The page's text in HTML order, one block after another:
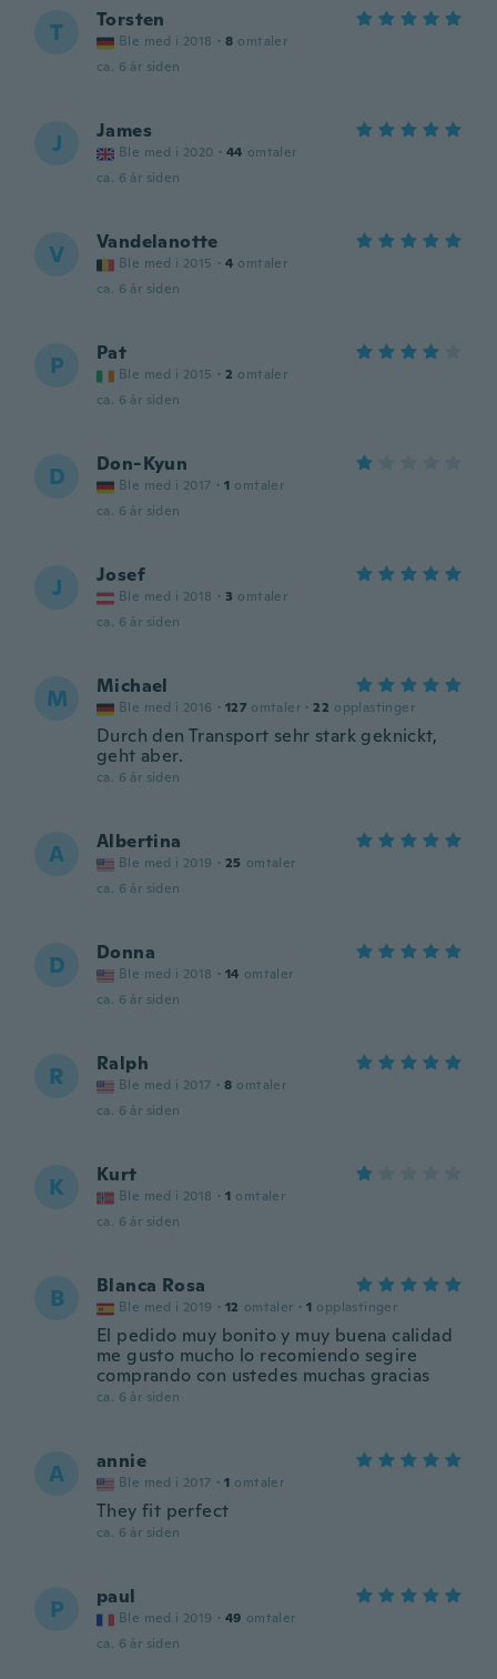
T Torsten
Ble med i 2018 · 8 omtaler
ca. 6 år siden
J James
Ble med i 2020 · 44 omtaler
ca. 6 år siden
V Vandelanotte
Ble med i 2015 · 4 omtaler
ca. 6 år siden
P Pat
Ble med i 2015 · 2 omtaler
ca. 6 år siden
D Don-Kyun
Ble med i 2017 · 1 omtaler
ca. 6 år siden
J Josef
Ble med i 2018 · 3 omtaler
ca. 6 år siden
M Michael
Ble med i 2016 · 127 omtaler · 22 opplastinger
Durch den Transport sehr stark geknickt,
geht aber.
ca. 6 år siden
A Albertina
Ble med i 2019 · 25 omtaler
ca. 6 år siden
D Donna
Ble med i 2018 · 14 omtaler
ca. 6 år siden
R Ralph
Ble med i 2017 · 8 omtaler
ca. 6 år siden
K Kurt
Ble med i 2018 · 1 omtaler
ca. 6 år siden
B Blanca Rosa
Ble med i 2019 · 12 omtaler · 1 opplastinger
El pedido muy bonito y muy buena calidad
me gusto mucho lo recomiendo segire
comprando con ustedes muchas gracias
ca. 6 år siden
A annie
Ble med i 2017 · 1 omtaler
They fit perfect
ca. 6 år siden
P paul
Ble med i 2019 · 49 omtaler
ca. 6 år siden